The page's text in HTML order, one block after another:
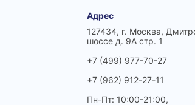
Адрес
127434, г. Москва,
шоссе д. 9А стр. 1
+7 (499) 977-70-27
+7 (962) 912-27-11
Пн-Пт: 10:00-21:00,